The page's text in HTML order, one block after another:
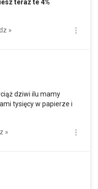
teraz te 4%
»
dziwi ilu mamy
tysięcy w papierze i
»